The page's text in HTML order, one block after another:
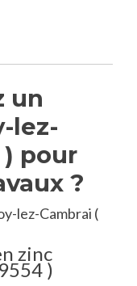
un
lez-
) pour
?
lez-Cambrai (
zinc
)